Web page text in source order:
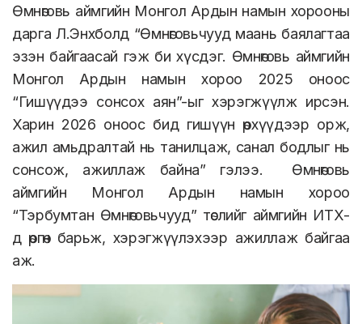
Өмнөговь аймгийн Монгол Ардын намын хорооны
дарга Л.Энхболд “Өмнөговьчууд маань баялагтаа
эзэн байгаасай гэж би хүсдэг. Өмнөговь аймгийн
Монгол Ардын намын хороо 2025 оноос
“Гишүүдээ сонсох аян”-ыг хэрэгжүүлж ирсэн.
Харин 2026 оноос бид гишүүн өрхүүдээр орж,
ажил амьдралтай нь танилцаж, санал бодлыг нь
сонсож, ажиллаж байна” гэлээ.
Өмнөговь
аймгийн Монгол Ардын намын хороо
“Тэрбумтан Өмнөговьчууд” төслийг аймгийн ИТХ-
д өргөн барьж, хэрэгжүүлэхээр ажиллаж байгаа
аж.